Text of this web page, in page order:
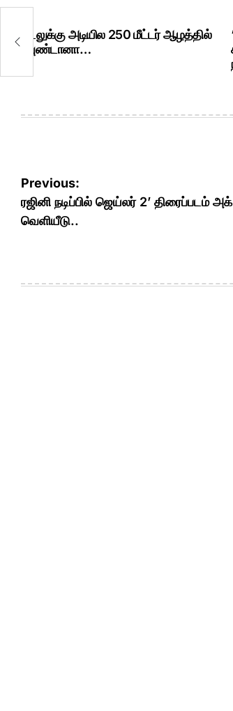
கடலுக்கு அடியில 250 மீட்டர் ஆழத்தில்
ரவுண்டானா…
Post
navigation
Previous:
ரஜினி நடிப்பில் ஜெய்லர் 2’ திரைப்படம்
வெளியீடு..